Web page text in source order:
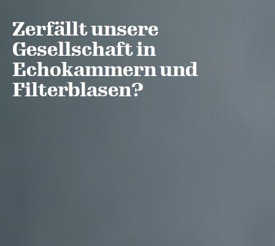
Zerfällt unsere
Gesellschaft in
Echokammern und
Filterblasen?